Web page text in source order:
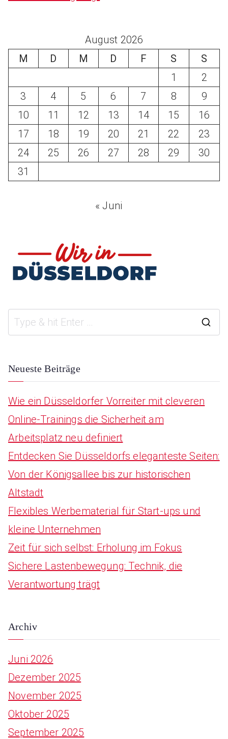
August 2026
M
D M D F S
S
1
2
3
4 5 6 7 8
9
10
11 12 13 14 15
16
17
18 19 20 21 22
23
24
25 26 27 28 29
30
31
« Juni
r
o
Neueste Beiträge
Wie ein Düsseldorfer Vorreiter mit cleveren
Online-Trainings die Sicherheit am
Arbeitsplatz neu definiert
Entdecken Sie Düsseldorfs eleganteste Seiten:
Von der Königsallee bis zur historischen
Altstadt
Flexibles Werbematerial für Start-ups und
kleine Unternehmen
Zeit für sich selbst: Erholung im Fokus
Sichere Lastenbewegung: Technik, die
Verantwortung trägt
Archiv
Juni 2026
Dezember 2025
November 2025
Oktober 2025
September 2025